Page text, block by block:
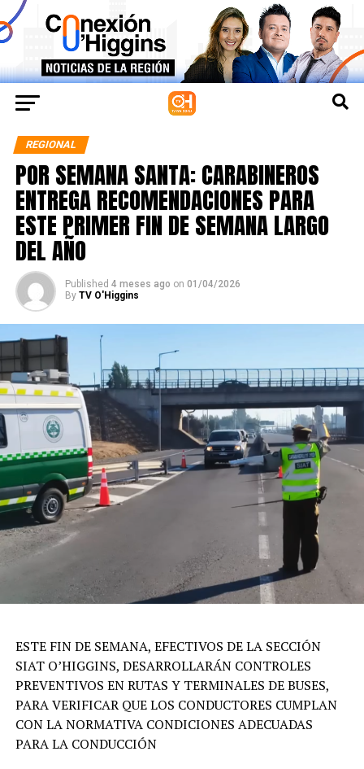
REGIONAL
POR SEMANA SANTA: CARABINEROS
ENTREGA RECOMENDACIONES PARA
ESTE PRIMER FIN DE SEMANA LARGO
DEL AÑO
Published 4 meses ago on 01/04/2026
By TV O'Higgins
ESTE FIN DE SEMANA, EFECTIVOS DE LA SECCIÓN
SIAT O’HIGGINS, DESARROLLARÁN CONTROLES
PREVENTIVOS EN RUTAS Y TERMINALES DE BUSES,
PARA VERIFICAR QUE LOS CONDUCTORES CUMPLAN
CON LA NORMATIVA CONDICIONES ADECUADAS
PARA LA CONDUCCIÓN